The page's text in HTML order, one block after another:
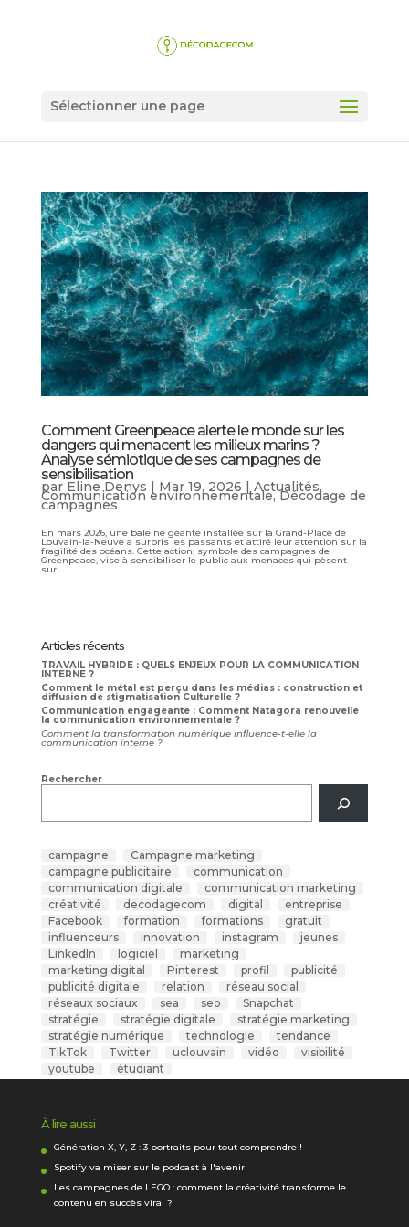
Sélectionner une page
Comment Greenpeace alerte le monde sur les
dangers qui menacent les milieux marins ?
Analyse sémiotique de ses campagnes de
sensibilisation
par Eline Denys | Mar 19, 2026 | Actualités,
Communication environnementale,Décodage de
campagnes
En mars 2026, une baleine géante installée sur la Grand-Place de
Louvain-la-Neuve a surpris les passants et attiré leur attention sur la
fragilité des océans. Cette action, symbole des campagnes de
Greenpeace, vise à sensibiliser le public aux menaces qui pèsent
sur...
Articles récents
TRAVAIL HYBRIDE : QUELS ENJEUX POUR LA COMMUNICATION
INTERNE ?
Comment le métal est perçu dans les médias : construction et
diffusion de stigmatisation Culturelle ?
Communication engageante : Comment Natagora renouvelle
la communication environnementale ?
Comment la transformation numérique influence-t-elle la
communication interne ?
Rechercher
campagne
Campagne marketing
campagne publicitaire
communication
communication digitale
communication marketing
créativité
decodagecom digital
entreprise
Facebook
formation formations
gratuit
influenceurs
innovation instagram
jeunes
LinkedIn
logiciel
marketing
marketing digital
Pinterest profil
publicité
publicité digitale
relation
réseau social
réseaux sociaux
sea seo
Snapchat
stratégie
stratégie digitale
stratégie marketing
stratégie numérique
technologie
tendance
TikTok
Twitter uclouvain vidéo
visibilité
youtube
étudiant
À lire aussi
Génération X, Y, Z : 3 portraits pour tout comprendre !
Spotify va miser sur le podcast à l'avenir
Les campagnes de LEGO : comment la créativité transforme le
contenu en succès viral ?